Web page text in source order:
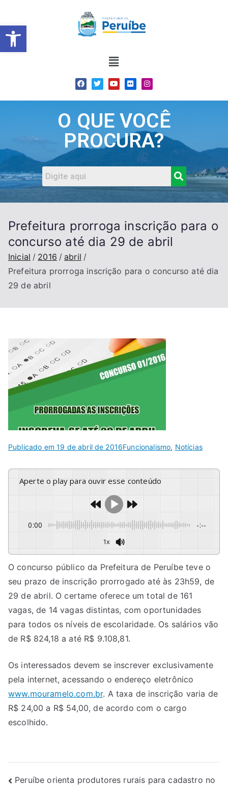
Barra de Ferramentas
O QUE VOCÊ
PROCURA?
Prefeitura prorroga inscrição para o
concurso até dia 29 de abril
Inicial 2016
abril
Prefeitura prorroga inscrição para o concurso até dia
29 de abril
Publicado em19 de abril de 2016Funcionalismo, Notícias
Aperte o play para ouvir esse conteúdo
0:00 -:--
1x
O concurso público da Prefeitura de Peruíbe teve o
seu prazo de inscrição prorrogado até às 23h59, de
29 de abril. O certame oferece um total de 161
vagas, de 14 vagas distintas, com oportunidades
para todos os níveis de escolaridade. Os salários vão
de R$ 824,18 a até R$ 9.108,81.
Os interessados devem se inscrever exclusivamente
pela internet, acessando o endereço eletrônico
www.mouramelo.com.br. A taxa de inscrição varia de
R$ 24,00 a R$ 54,00, de acordo com o cargo
escolhido.
Peruíbe orienta produtores rurais para cadastro no